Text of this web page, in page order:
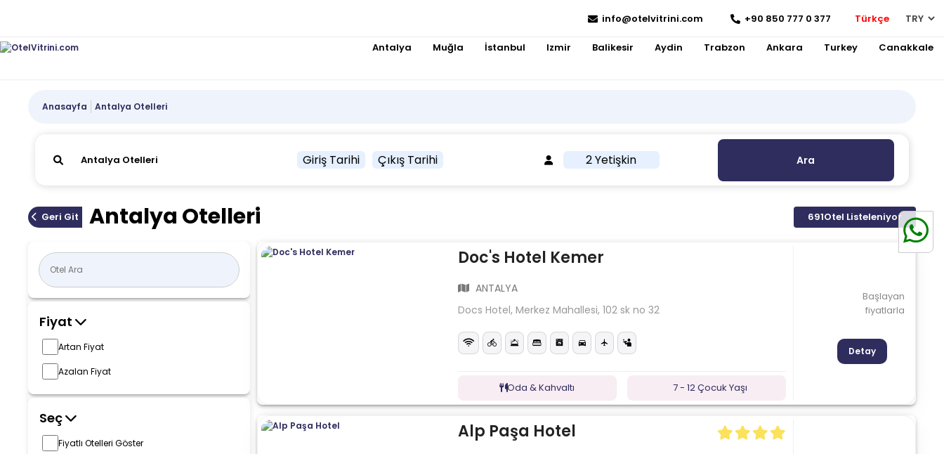
info@otelvitrini.com +90 850 777 0 377 Türkçe
Antalya Muğla İstanbul Izmir Balikesir Aydin Trabzon Ankara Turkey Canakkale
Anasayfa Antalya Otelleri
Giriş Tarihi Çıkış Tarihi 2 Yetişkin Ara
Geri Git Antalya Otelleri 691Otel Listeleniyor
Fiyat
Artan Fiyat
Azalan Fiyat
Seç
Fiyatlı Otelleri Göster
Doc's Hotel Kemer
ANTALYA
Docs Hotel, Merkez Mahallesi, 102 sk no 32
Oda & Kahvaltı 7 - 12 Çocuk Yaşı
Başlayan
fiyatlarla
Detay
Alp Paşa Hotel